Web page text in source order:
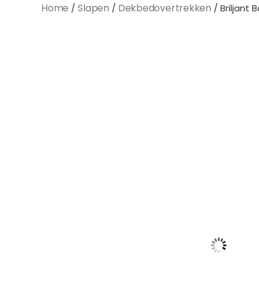
Home /Slapen / Dekbedovertrekken / Briljant